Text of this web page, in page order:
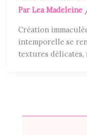
ParLea Madeleine
Création
intemporelle se
textures délicates,